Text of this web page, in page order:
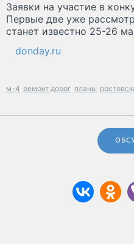
Заявки на участие в
Первые две уже
станет известно 25-26
donday.ru
м-4 ремонт дорог планы